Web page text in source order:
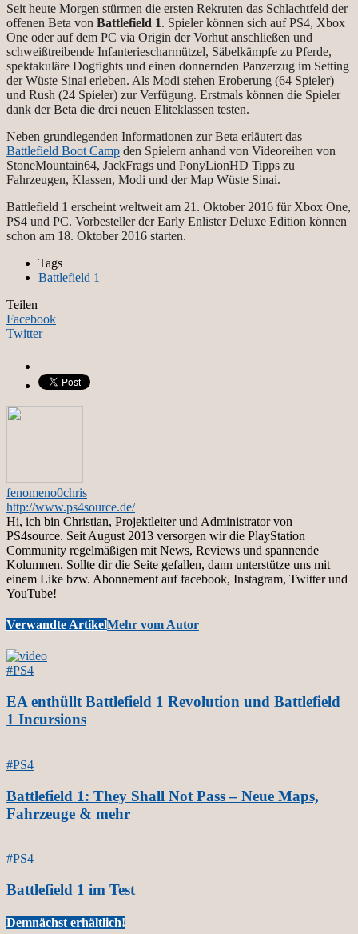
Seit heute Morgen stürmen die ersten Rekruten das Schlachtfeld der
offenen Beta von Battlefield 1. Spieler können sich auf PS4, Xbox
One oder auf dem PC via Origin der Vorhut anschließen und
schweißtreibende Infanteriescharmützel, Säbelkämpfe zu Pferde,
spektakuläre Dogfights und einen donnernden Panzerzug im Setting
der Wüste Sinai erleben. Als Modi stehen Eroberung (64 Spieler)
und Rush (24 Spieler) zur Verfügung. Erstmals können die Spieler
dank der Beta die drei neuen Eliteklassen testen.
Neben grundlegenden Informationen zur Beta erläutert das
Battlefield Boot Camp den Spielern anhand von Videoreihen von
StoneMountain64, JackFrags und PonyLionHD Tipps zu
Fahrzeugen, Klassen, Modi und der Map Wüste Sinai.
Battlefield 1 erscheint weltweit am 21. Oktober 2016 für Xbox One,
PS4 und PC. Vorbesteller der Early Enlister Deluxe Edition können
schon am 18. Oktober 2016 starten.
Tags
Battlefield 1
Teilen
Facebook
Twitter
fenomeno0chris
http://www.ps4source.de/
Hi, ich bin Christian, Projektleiter und Administrator von
PS4source. Seit August 2013 versorgen wir die PlayStation
Community regelmäßigen mit News, Reviews und spannende
Kolumnen. Sollte dir die Seite gefallen, dann unterstütze uns mit
einem Like bzw. Abonnement auf facebook, Instagram, Twitter und
YouTube!
Verwandte ArtikelMehr vom Autor
#PS4
EA enthüllt Battlefield 1 Revolution und Battlefield
1 Incursions
#PS4
Battlefield 1: They Shall Not Pass – Neue Maps,
Fahrzeuge & mehr
#PS4
Battlefield 1 im Test
Demnächst erhältlich!